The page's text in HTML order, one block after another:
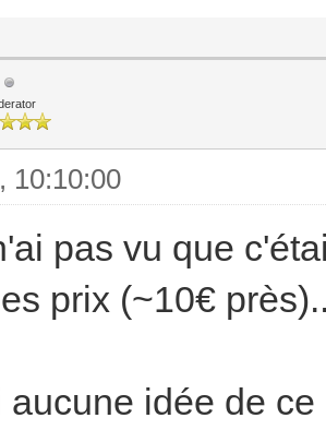
10:10:00
pas vu que
prix (~10€
aucune idée de